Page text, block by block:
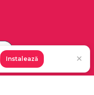
Instalează ✕